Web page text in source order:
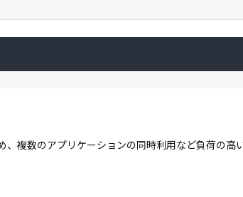
複数のアプリケーションの同時利用など負荷の高